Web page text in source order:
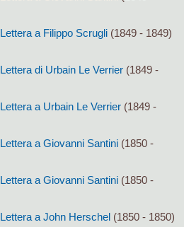
Lettera a Filippo Scrugli (1849 - 1849)
Lettera di Urbain Le Verrier (1849 -
Lettera a Urbain Le Verrier (1849 -
Lettera a Giovanni Santini (1850 -
Lettera a Giovanni Santini (1850 -
Lettera a John Herschel (1850 - 1850)